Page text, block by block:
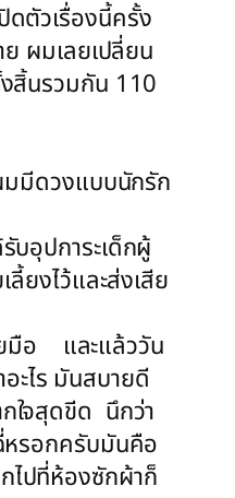
ตัวเรื่องนี้ครั้ง
ผมเลยเปลี่ยน
สิ้นรวมกัน 110
มีดวงแบบนักรัก
อุปการะเด็กผู้
ยงไว้และส่งเสีย
ยมือ และแล้ววัน
ะไร มันสบายดี
ใจสุดขีด นึกว่า
หรอกครับมันคือ
ไปที่ห้องซักผ้าก็